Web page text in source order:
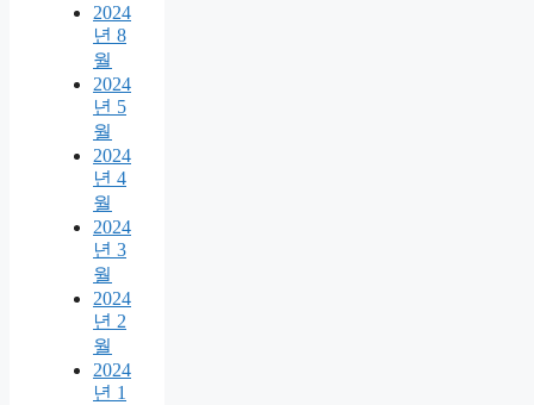
2024
년 8
월
2024
년 5
월
2024
년 4
월
2024
년 3
월
2024
년 2
월
2024
년 1